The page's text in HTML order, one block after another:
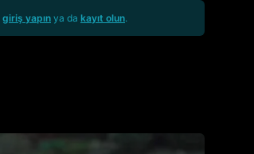
giriş yapın ya da kayıt olun.